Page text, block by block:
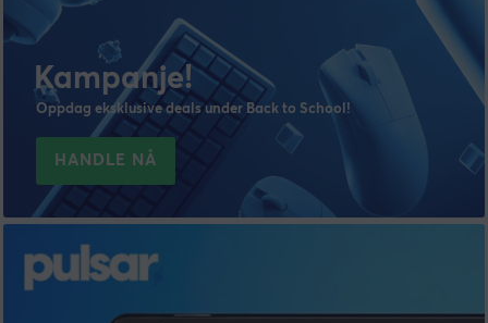
Kampanje!
Oppdag eksklusive deals under Back to School!
HANDLE NÅ